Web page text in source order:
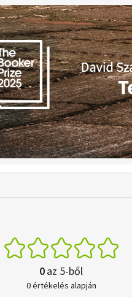
0az 5-ből
0 értékelés alapján